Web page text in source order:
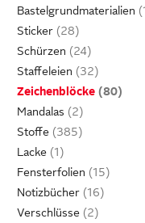
Bastelgrundmaterialien
Sticker
Schürzen
Staffeleien
Zeichenblöcke
Mandalas
Stoffe
Lacke
Fensterfolien
Notizbücher
Verschlüsse